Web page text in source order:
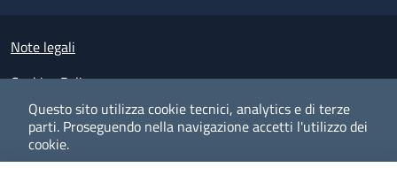
Questo sito utilizza cookie tecnici, analytics e di terze
parti. Proseguendo nella navigazione accetti l'utilizzo dei
cookie.
Small prints
Note legali
Cookies Policy
Policy privacy e protezione del dato personale
Albo pretorio on-line